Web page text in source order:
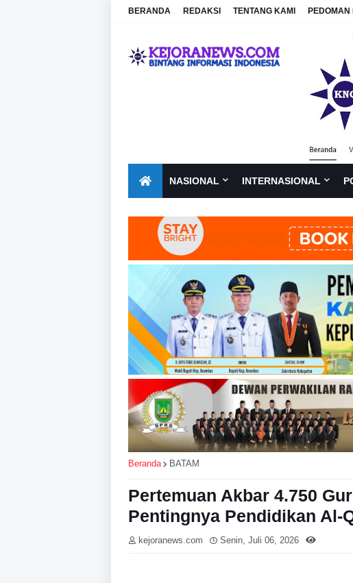
BERANDA REDAKSI TENTANG KAMI
NASIONAL INTERNASIONAL
Beranda BATAM
Pertemuan Akbar 4.750
Pentingnya Pendidikan Al-
kejoranews.com Senin, Juli 06, 2026